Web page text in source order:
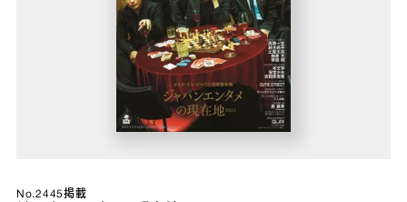
No.2445掲載